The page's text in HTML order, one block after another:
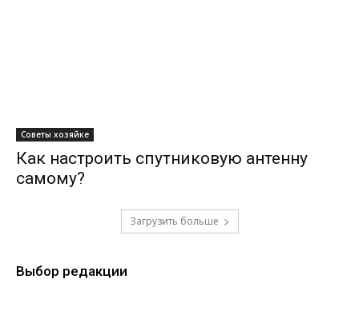
Советы хозяйке
Как настроить спутниковую антенну
самому?
Загрузить больше
Выбор редакции